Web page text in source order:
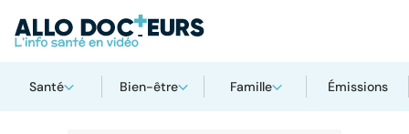
Santé Bien-être Famille Émissions